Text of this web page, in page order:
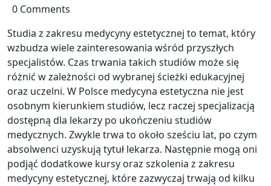
0 Comments
Studia z zakresu medycyny estetycznej to temat, który
wzbudza wiele zainteresowania wśród przyszłych
specjalistów. Czas trwania takich studiów może się
różnić w zależności od wybranej ścieżki edukacyjnej
oraz uczelni. W Polsce medycyna estetyczna nie jest
osobnym kierunkiem studiów, lecz raczej specjalizacją
dostępną dla lekarzy po ukończeniu studiów
medycznych. Zwykle trwa to około sześciu lat, po czym
absolwenci uzyskują tytuł lekarza. Następnie mogą oni
podjąć dodatkowe kursy oraz szkolenia z zakresu
medycyny estetycznej, które zazwyczaj trwają od kilku